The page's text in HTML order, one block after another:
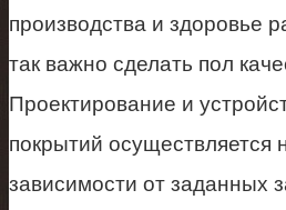
производства и здоровье
так важно сделать пол
Проектирование и
покрытий осуществляется
зависимости от заданных